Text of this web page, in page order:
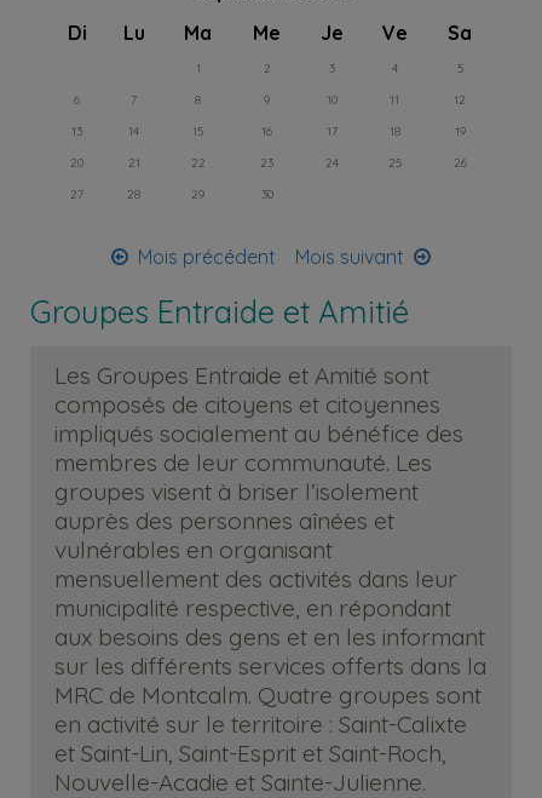
Di
Lu Ma Me Je Ve Sa
1 2 3 4
5
6
7 8 9 10 11
12
13
14 15 16 17 18
19
20
21 22 23 24 25
26
27
28 29 30
Mois précédent Mois suivant
Groupes Entraide et Amitié
Les Groupes Entraide et Amitié sont
composés de citoyens et citoyennes
impliqués socialement au bénéfice des
membres de leur communauté. Les
groupes visent à briser l’isolement
auprès des personnes aînées et
vulnérables en organisant
mensuellement des activités dans leur
municipalité respective, en répondant
aux besoins des gens et en les informant
sur les différents services offerts dans la
MRC de Montcalm. Quatre groupes sont
en activité sur le territoire : Saint-Calixte
et Saint-Lin, Saint-Esprit et Saint-Roch,
Nouvelle-Acadie et Sainte-Julienne.